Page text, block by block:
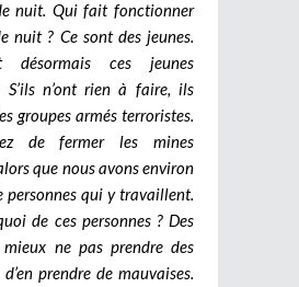
nuit. Qui fait fonctionner
nuit ? Ce sont des jeunes.
désormais ces jeunes
S’ils n’ont rien à faire, ils
groupes armés terroristes.
de fermer les mines
que nous avons environ
personnes qui y travaillent.
de ces personnes ? Des
ne pas prendre des
prendre de mauvaises.